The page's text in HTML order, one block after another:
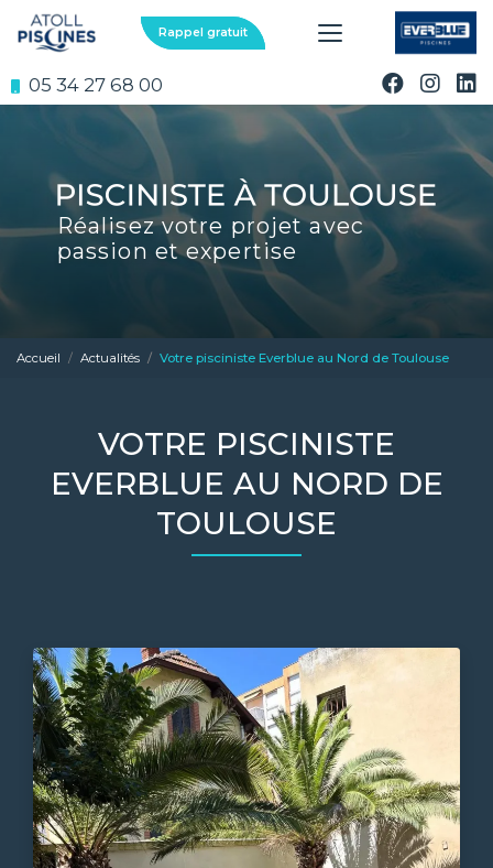
au
contenu
05 34 27 68 00
Rappel gratuit
Réalisez votre projet avec
passion et expertise
Accueil Actualités Votre pisciniste Everblue au Nord de Toulouse
VOTRE PISCINISTE
EVERBLUE AU NORD DE
TOULOUSE